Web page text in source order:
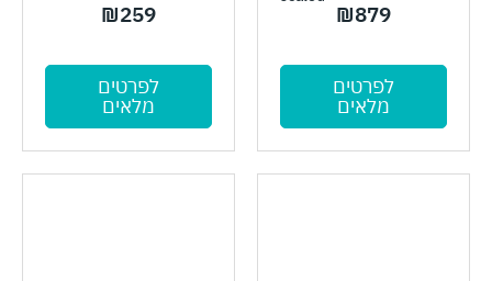
₪879
לפרטים
מלאים
₪259
לפרטים
מלאים